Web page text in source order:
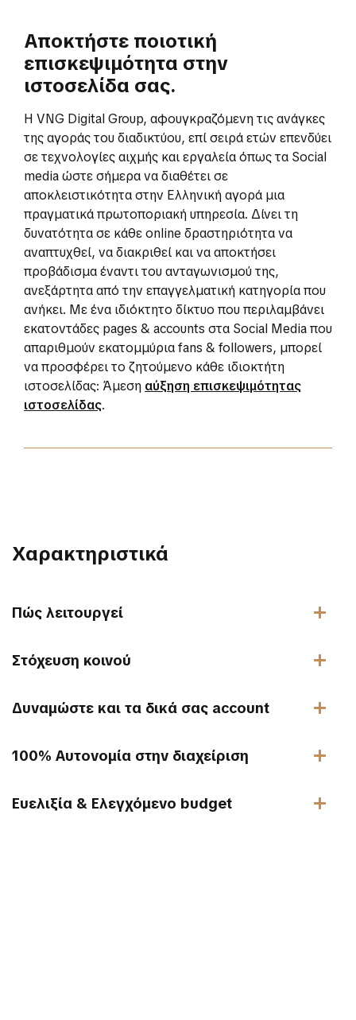
Αποκτήστε ποιοτική
επισκεψιμότητα στην
ιστοσελίδα σας.
Η VNG Digital Group, αφουγκραζόμενη τις ανάγκες
της αγοράς του διαδικτύου, επί σειρά ετών επενδύει
σε τεχνολογίες αιχμής και εργαλεία όπως τα Social
media ώστε σήμερα να διαθέτει σε
αποκλειστικότητα στην Ελληνική αγορά μια
πραγματικά πρωτοποριακή υπηρεσία. Δίνει τη
δυνατότητα σε κάθε online δραστηριότητα να
αναπτυχθεί, να διακριθεί και να αποκτήσει
προβάδισμα έναντι του ανταγωνισμού της,
ανεξάρτητα από την επαγγελματική κατηγορία που
ανήκει. Με ένα ιδιόκτητο δίκτυο που περιλαμβάνει
εκατοντάδες pages & accounts στα Social Media που
απαριθμούν εκατομμύρια fans & followers, μπορεί
να προσφέρει το ζητούμενο κάθε ιδιοκτήτη
ιστοσελίδας: Άμεση αύξηση επισκεψιμότητας
ιστοσελίδας.
Χαρακτηριστικά
Πώς λειτουργεί
Στόχευση κοινού
Δυναμώστε και τα δικά σας account
100% Αυτονομία στην διαχείριση
Ευελιξία & Ελεγχόμενο budget